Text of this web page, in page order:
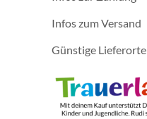
Infos zum Versand
Günstige Lieferorte